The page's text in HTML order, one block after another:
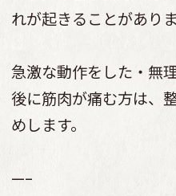
れが起きることがありま
急激な動作をした・無
後に筋肉が痛む方は、
めします。
—–